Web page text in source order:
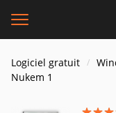
Logiciel gratuit
Nukem 1